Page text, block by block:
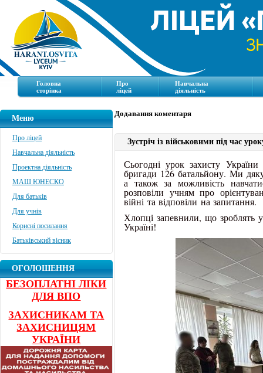
Головна
сторінка
Про
ліцей
Навчальна
діяльність
Меню
Про ліцей
Навчальна діяльність
Проектна діяльність
МАШ ЮНЕСКО
Для батьків
Для учнів
Корисні посилання
Батьківський вісник
ОГОЛОШЕННЯ
БЕЗОПЛАТНІ ЛІКИ
ДЛЯ ВПО
ЗАХИСНИКАМ ТА
ЗАХИСНИЦЯМ
УКРАЇНИ
Додавання коментаря
Зустріч із військовими під час
Сьогодні урок захисту
бригади 126 батальйону. Ми
а також за можливість
розповіли учням про
війні та відповіли на запитання.
Хлопці запевнили, що зроблять
Україні!